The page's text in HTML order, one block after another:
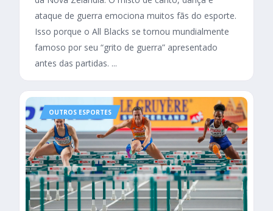
ataque de guerra emociona muitos fãs do esporte.
Isso porque o All Blacks se tornou mundialmente
famoso por seu “grito de guerra” apresentado
antes das partidas. ...
OUTROS ESPORTES